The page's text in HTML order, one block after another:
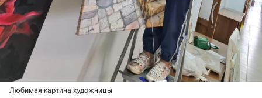
Любимая картина художницы